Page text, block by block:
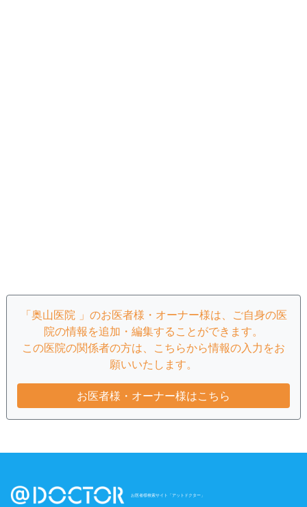
「奥山医院 」のお医者様・オーナー様は、ご自身の医
院の情報を追加・編集することができます。
この医院の関係者の方は、こちらから情報の入力をお
願いいたします。
お医者様・オーナー様はこちら
お医者様検索サイト「アットドクター」